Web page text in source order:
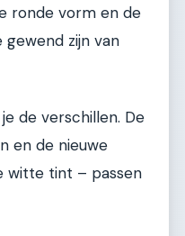
ronde vorm en de
zijn van
de verschillen. De
en de nieuwe
witte tint – passen